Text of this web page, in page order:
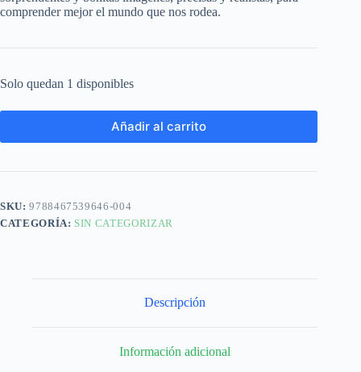
comprender mejor el mundo que nos rodea.
Solo quedan 1 disponibles
Añadir al carrito
SKU:9788467539646-004
CATEGORÍA: SIN CATEGORIZAR
Descripción
Información adicional